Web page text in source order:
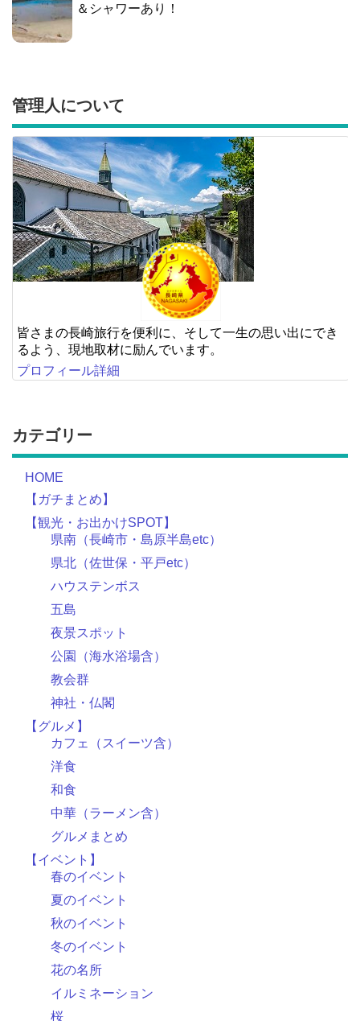
＆シャワーあり！
管理人について
皆さまの長崎旅行を便利に、そして一生の思い出にでき
るよう、現地取材に励んでいます。
プロフィール詳細
カテゴリー
HOME
【ガチまとめ】
【観光・お出かけSPOT】
県南（長崎市・島原半島etc）
県北（佐世保・平戸etc）
ハウステンボス
五島
夜景スポット
公園（海水浴場含）
教会群
神社・仏閣
【グルメ】
カフェ（スイーツ含）
洋食
和食
中華（ラーメン含）
グルメまとめ
【イベント】
春のイベント
夏のイベント
秋のイベント
冬のイベント
花の名所
イルミネーション
桜